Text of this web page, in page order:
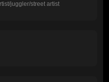
juggler/street artist